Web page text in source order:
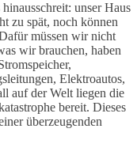
unser Haus
zu spät, noch können
müssen wir nicht
wir brauchen, haben
Elektroautos,
auf der Welt liegen die
bereit. Dieses
überzeugenden